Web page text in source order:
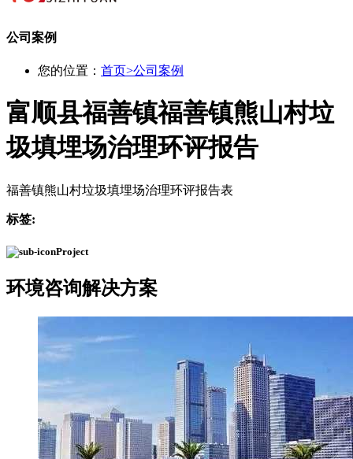
公司案例
您的位置： 首页>公司案例
富顺县福善镇福善镇熊山村垃
圾填埋场治理环评报告
福善镇熊山村垃圾填埋场治理环评报告表
标签:
Project
环境咨询解决方案